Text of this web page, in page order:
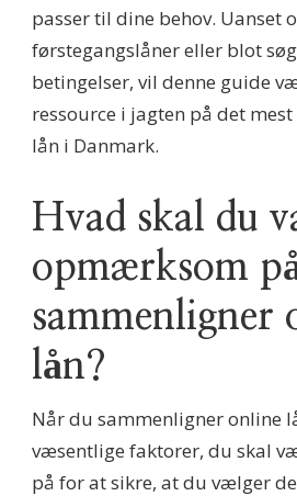
passer til dine behov. Uanset
førstegangslåner eller blot
betingelser, vil denne guide
ressource i jagten på det
lån i Danmark.
Hvad skal du
opmærksom
sammenligner
lån?
Når du sammenligner online
væsentlige faktorer, du skal
på for at sikre, at du vælger